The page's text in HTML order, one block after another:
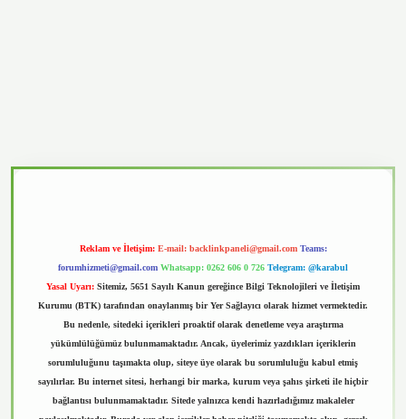
Reklam ve İletişim: E-mail: backlinkpaneli@gmail.com Teams:
forumhizmeti@gmail.com Whatsapp: 0262 606 0 726 Telegram: @karabul
Yasal Uyarı: Sitemiz, 5651 Sayılı Kanun gereğince Bilgi Teknolojileri ve İletişim
Kurumu (BTK) tarafından onaylanmış bir Yer Sağlayıcı olarak hizmet vermektedir.
Bu nedenle, sitedeki içerikleri proaktif olarak denetleme veya araştırma
yükümlülüğümüz bulunmamaktadır. Ancak, üyelerimiz yazdıkları içeriklerin
sorumluluğunu taşımakta olup, siteye üye olarak bu sorumluluğu kabul etmiş
sayılırlar. Bu internet sitesi, herhangi bir marka, kurum veya şahıs şirketi ile hiçbir
bağlantısı bulunmamaktadır. Sitede yalnızca kendi hazırladığımız makaleler